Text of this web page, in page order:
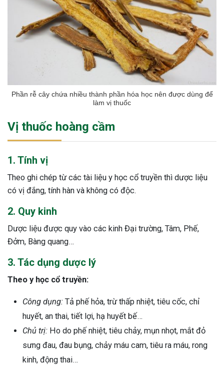
Phần rễ cây chứa nhiều thành phần hóa học nên được dùng để
làm vị thuốc
Vị thuốc hoàng cầm
1. Tính vị
Theo ghi chép từ các tài liệu y học cổ truyền thì dược liệu
có vị đắng, tính hàn và không có độc.
2. Quy kinh
Dược liệu được quy vào các kinh Đại trường, Tâm, Phế,
Đởm, Bàng quang…
3. Tác dụng dược lý
Theo y học cổ truyền:
Công dụng: Tả phế hỏa, trừ thấp nhiệt, tiêu cốc, chỉ
huyết, an thai, tiết lợi, hạ huyết bế…
Chủ trị: Ho do phế nhiệt, tiêu chảy, mụn nhọt, mắt đỏ
sưng đau, đau bụng, chảy máu cam, tiêu ra máu, rong
kinh, động thai…